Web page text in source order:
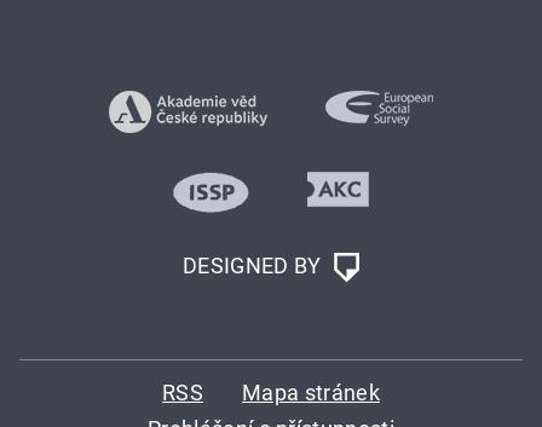
DESIGNED BY
RSS
Mapa stránek